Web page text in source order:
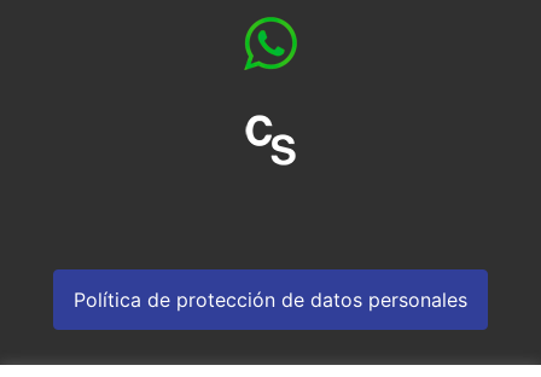
Política de protección de datos personales